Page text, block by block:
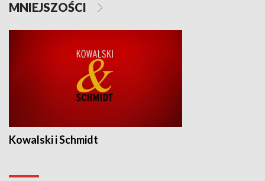
MNIEJSZOŚCI
Kowalski i Schmidt